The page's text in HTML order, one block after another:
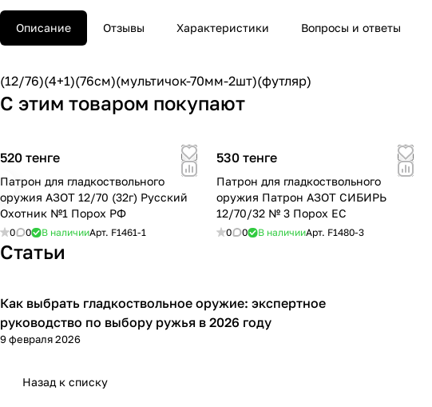
Описание Отзывы Характеристики Вопросы и ответы
(12/76)(4+1)(76см)(мультичок-70мм-2шт)(футляр)
С этим товаром покупают
520 тенге
Патрон для гладкоствольного
оружия АЗОТ 12/70 (32г) Русский
Охотник №1 Порох РФ
0 0 В наличииАрт. F1461-1
530 тенге
Патрон для гладкоствольного
оружия Патрон АЗОТ СИБИРЬ
12/70/32 № 3 Порох ЕС
0 0 В наличииАрт. F1480-3
Статьи
Советы покупателям
Как выбрать гладкоствольное оружие: экспертное
руководство по выбору ружья в 2026 году
9 февраля 2026
Назад к списку